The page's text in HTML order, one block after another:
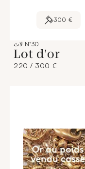
300 €
لاٽ N°30
Lot d'or
220 / 300 €